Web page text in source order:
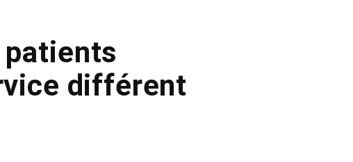
patients
différent